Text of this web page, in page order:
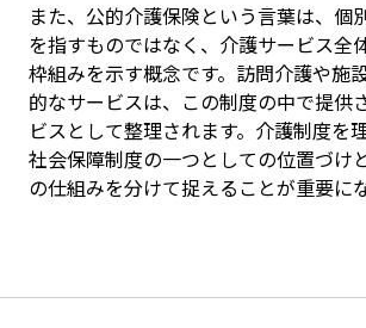
また、公的介護保険という言葉は、個
を指すものではなく、介護サービス全
枠組みを示す概念です。訪問介護や施
的なサービスは、この制度の中で提供
ビスとして整理されます。介護制度を
社会保障制度の一つとしての位置づけ
の仕組みを分けて捉えることが重要に